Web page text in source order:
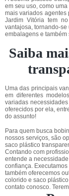
em seu uso, como
mais variados agentes
Jardim Vitória tem
vantajosa, tornando-
embalagens e também
Saiba
Uma das principais
em diferentes
variadas
oferecidos por ela,
do assunto!
Para quem busca
nossos serviços, são
saco plástico
Contando com
entende a
confiança.
também oferecemos
colorido e saco
contato conosco.